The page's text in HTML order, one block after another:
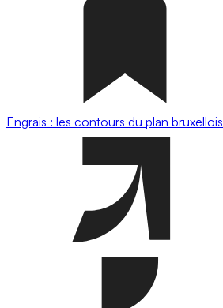
Engrais : les contours du plan bruxellois